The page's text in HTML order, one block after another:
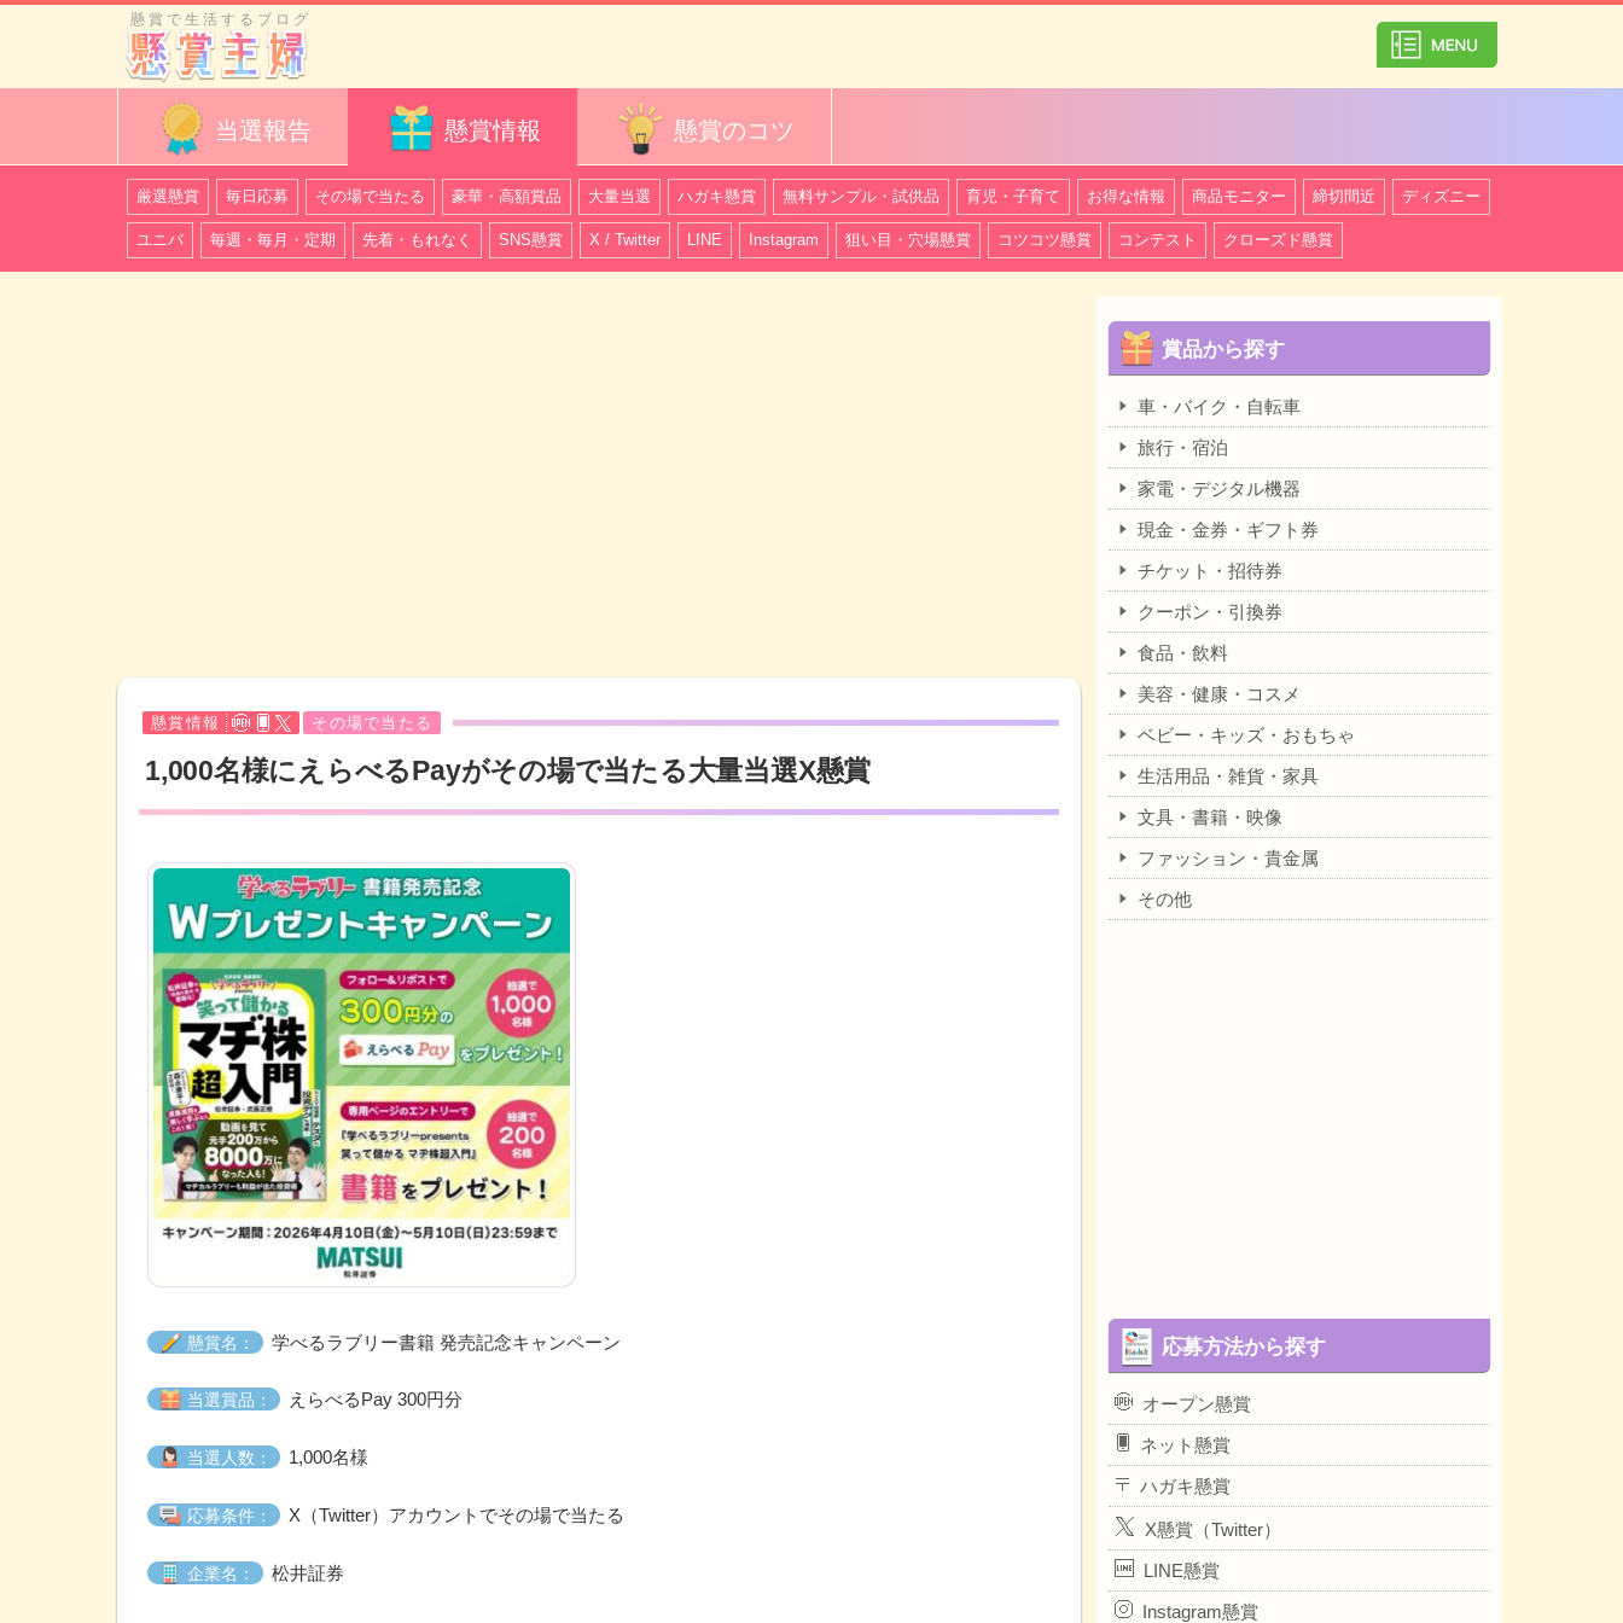
懸賞で生活するブログ
当選報告 懸賞情報 懸賞のコツ
厳選懸賞 毎日応募 その場で当たる 豪華・高額賞品 大量当選 ハガキ懸賞 無料サンプル・試供品 育児・子育て お得な情報 商品モニター 締切間近 ディズニー
ユニバ 毎週・毎月・定期 先着・もれなく SNS懸賞 X / Twitter LINE Instagram 狙い目・穴場懸賞 コツコツ懸賞 コンテスト クローズド懸賞
懸賞情報 その場で当たる
1,000名様にえらべるPayがその場で当たる大量当選X懸賞
懸賞名： 学べるラブリー書籍 発売記念キャンペーン
当選賞品： えらべるPay 300円分
当選人数： 1,000名様
応募条件： X（Twitter）アカウントでその場で当たる
企業名： 松井証券
賞品から探す
車・バイク・自転車
旅行・宿泊
家電・デジタル機器
現金・金券・ギフト券
チケット・招待券
クーポン・引換券
食品・飲料
美容・健康・コスメ
ベビー・キッズ・おもちゃ
生活用品・雑貨・家具
文具・書籍・映像
ファッション・貴金属
その他
応募方法から探す
オープン懸賞
ネット懸賞
ハガキ懸賞
X懸賞（Twitter）
LINE懸賞
Instagram懸賞